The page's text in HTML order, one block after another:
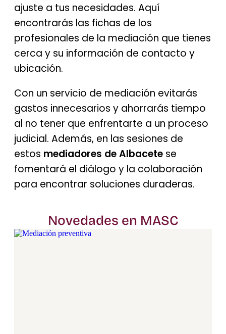
ajuste a tus necesidades. Aquí
encontrarás las fichas de los
profesionales de la mediación que tienes
cerca y su información de contacto y
ubicación.
Con un servicio de mediación evitarás
gastos innecesarios y ahorrarás tiempo
al no tener que enfrentarte a un proceso
judicial. Además, en las sesiones de
estos mediadores de Albacete se
fomentará el diálogo y la colaboración
para encontrar soluciones duraderas.
Novedades en MASC